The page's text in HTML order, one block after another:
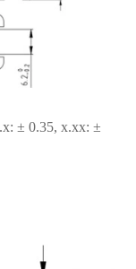
± 0.35, x.xx: ±